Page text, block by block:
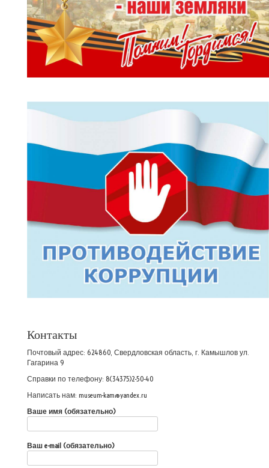
Контакты
Почтовый адрес: 624860, Свердловская область, г. Камышлов ул.
Гагарина 9
Справки по телефону: 8(34375)2-50-40
Написать нам: museum-kam@yandex.ru
Ваше имя (обязательно)
Ваш e-mail (обязательно)